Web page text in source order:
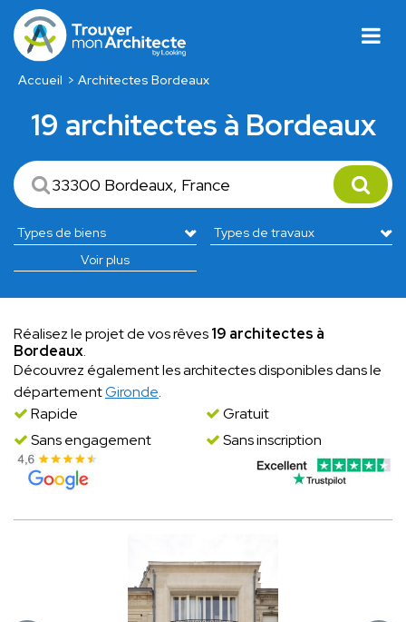
Accueil Architectes Bordeaux
19 architectes à Bordeaux
Voir plus
Réalisez le projet de vos rêves19 architectes à
Bordeaux.
Découvrez également les architectes disponibles dans le
départementGironde.
Rapide
Gratuit
Sans engagement
Sans inscription